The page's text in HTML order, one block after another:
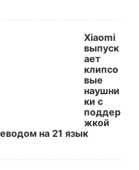
Xiaomi
выпуск
ает
клипсо
вые
наушни
ки с
поддер
жкой
на 21 язык